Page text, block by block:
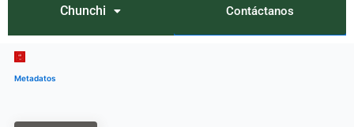
Chunchi Contáctanos
Metadatos